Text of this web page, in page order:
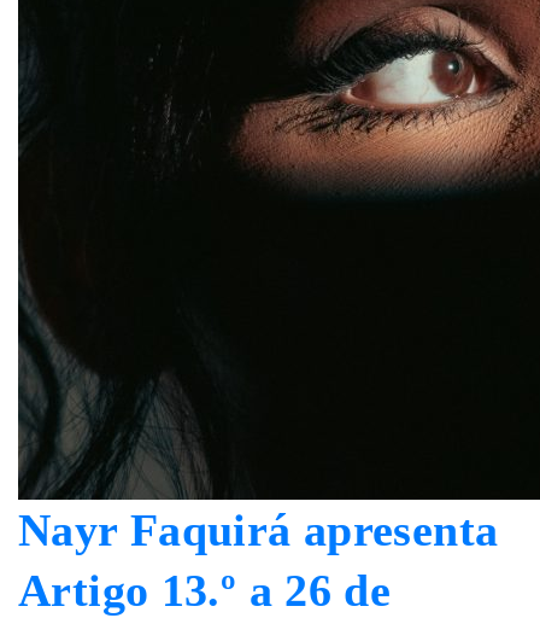
Nayr Faquirá apresenta
Artigo 13.º a 26 de